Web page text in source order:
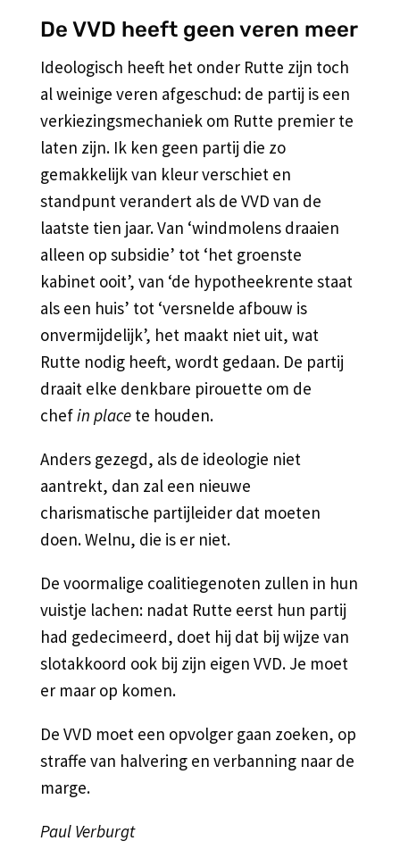
De VVD heeft geen veren meer
Ideologisch heeft het onder Rutte zijn toch
al weinige veren afgeschud: de partij is een
verkiezingsmechaniek om Rutte premier te
laten zijn. Ik ken geen partij die zo
gemakkelijk van kleur verschiet en
standpunt verandert als de VVD van de
laatste tien jaar. Van ‘windmolens draaien
alleen op subsidie’ tot ‘het groenste
kabinet ooit’, van ‘de hypotheekrente staat
als een huis’ tot ‘versnelde afbouw is
onvermijdelijk’, het maakt niet uit, wat
Rutte nodig heeft, wordt gedaan. De partij
draait elke denkbare pirouette om de
chefin placete houden.
Anders gezegd, als de ideologie niet
aantrekt, dan zal een nieuwe
charismatische partijleider dat moeten
doen. Welnu, die is er niet.
De voormalige coalitiegenoten zullen in hun
vuistje lachen: nadat Rutte eerst hun partij
had gedecimeerd, doet hij dat bij wijze van
slotakkoord ook bij zijn eigen VVD. Je moet
er maar op komen.
De VVD moet een opvolger gaan zoeken, op
straffe van halvering en verbanning naar de
marge.
Paul Verburgt